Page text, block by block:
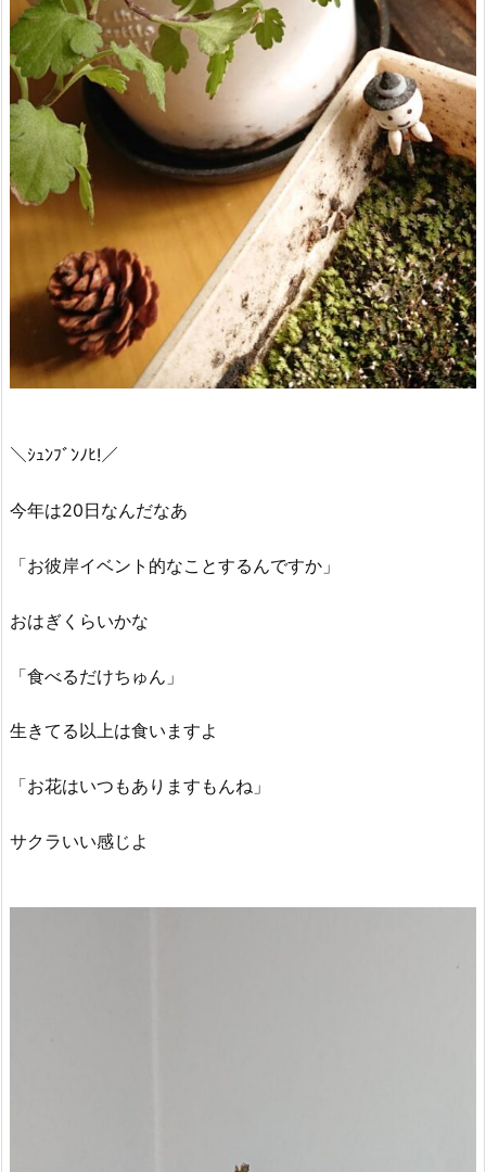
＼ｼｭﾝﾌﾞﾝﾉﾋ!／
今年は20日なんだなあ
「お彼岸イベント的なことするんですか」
おはぎくらいかな
「食べるだけちゅん」
生きてる以上は食いますよ
「お花はいつもありますもんね」
サクラいい感じよ